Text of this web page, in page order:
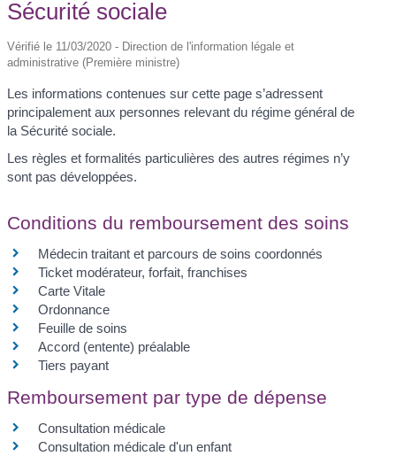
Sécurité sociale
Vérifié le 11/03/2020 - Direction de l'information légale et
administrative (Première ministre)
Les informations contenues sur cette page s’adressent
principalement aux personnes relevant du régime général de
la Sécurité sociale.
Les règles et formalités particulières des autres régimes n’y
sont pas développées.
Conditions du remboursement des soins
Médecin traitant et parcours de soins coordonnés
Ticket modérateur, forfait, franchises
Carte Vitale
Ordonnance
Feuille de soins
Accord (entente) préalable
Tiers payant
Remboursement par type de dépense
Consultation médicale
Consultation médicale d'un enfant